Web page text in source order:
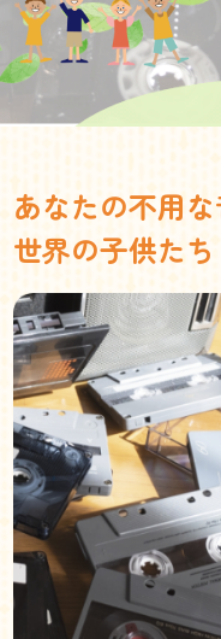
あなたの不用
世界の子供たち